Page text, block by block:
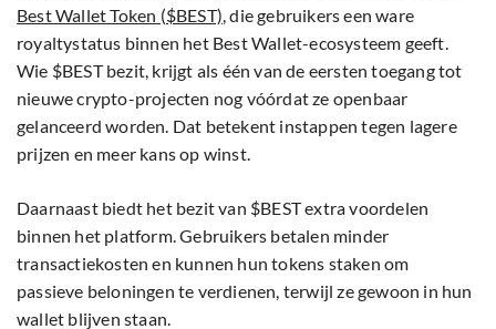
Best Wallet Token ($BEST), die gebruikers een ware
royaltystatus binnen het Best Wallet-ecosysteem geeft.
Wie $BEST bezit, krijgt als één van de eersten toegang tot
nieuwe crypto-projecten nog vóórdat ze openbaar
gelanceerd worden. Dat betekent instappen tegen lagere
prijzen en meer kans op winst.
Daarnaast biedt het bezit van $BEST extra voordelen
binnen het platform. Gebruikers betalen minder
transactiekosten en kunnen hun tokens staken om
passieve beloningen te verdienen, terwijl ze gewoon in hun
wallet blijven staan.